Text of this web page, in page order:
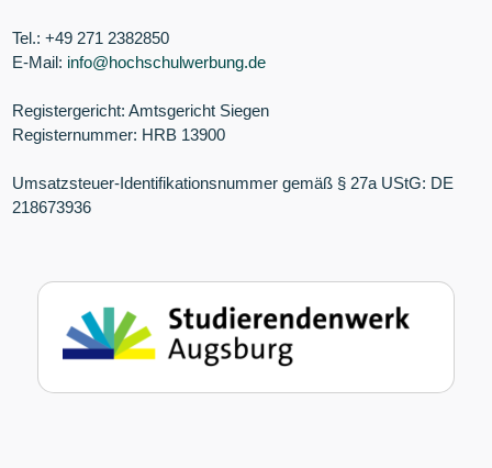
Tel.: +49 271 2382850
E-Mail: info@hochschulwerbung.de
Registergericht: Amtsgericht Siegen
Registernummer: HRB 13900
Umsatzsteuer-Identifikationsnummer gemäß § 27a UStG: DE
218673936